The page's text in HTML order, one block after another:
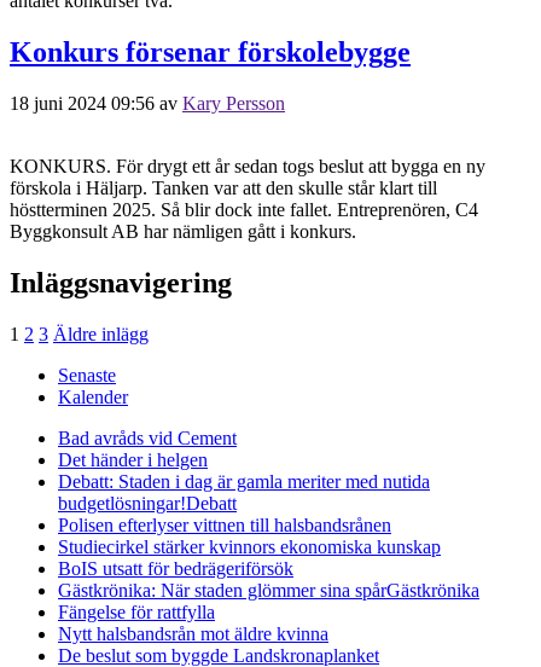
Konkurs försenar förskolebygge
18 juni 2024 09:56 av Kary Persson
KONKURS. För drygt ett år sedan togs beslut att bygga en ny
förskola i Häljarp. Tanken var att den skulle står klart till
höstterminen 2025. Så blir dock inte fallet. Entreprenören, C4
Byggkonsult AB har nämligen gått i konkurs.
Inläggsnavigering
1 2 3 Äldre inlägg
Senaste
Kalender
Bad avråds vid Cement
Det händer i helgen
Debatt: Staden i dag är gamla meriter med nutida
budgetlösningar!Debatt
Polisen efterlyser vittnen till halsbandsrånen
Studiecirkel stärker kvinnors ekonomiska kunskap
BoIS utsatt för bedrägeriförsök
Gästkrönika: När staden glömmer sina spårGästkrönika
Fängelse för rattfylla
Nytt halsbandsrån mot äldre kvinna
De beslut som byggde Landskronaplanket